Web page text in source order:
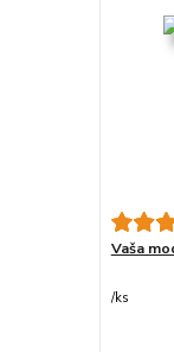
Vaša
/ks